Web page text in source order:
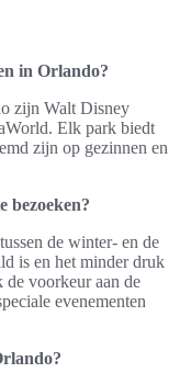
in Orlando?
zijn Walt Disney
Elk park biedt
zijn op gezinnen en
bezoeken?
de winter- en de
is en het minder druk
de voorkeur aan de
evenementen